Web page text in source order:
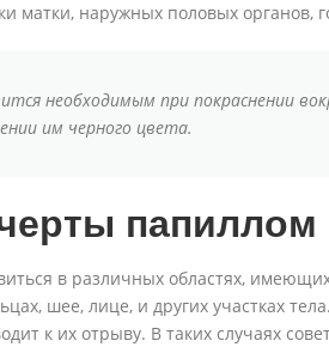
матки, наружных половых органов,
необходимым при покраснении
им черного цвета.
папиллом
в различных областях,
шее, лице, и других участках
к их отрыву. В таких случаях